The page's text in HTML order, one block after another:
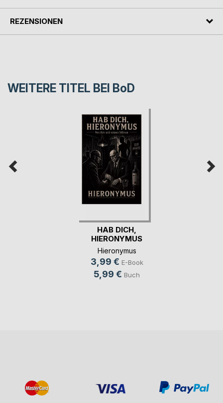
REZENSIONEN
WEITERE TITEL BEI BoD
HAB DICH,
HIERONYMUS
Hieronymus
3,99 € E-Book
5,99 € Buch